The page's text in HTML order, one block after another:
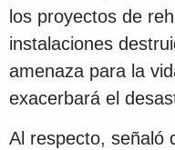
los proyectos de
instalaciones
amenaza para la
exacerbará el
Al respecto, señaló